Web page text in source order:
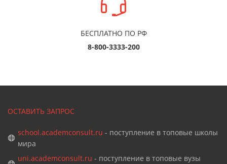
БЕСПЛАТНО ПО РФ
8-800-3333-200
ОСТАВИТЬ ЗАПРОС
school.academconsult.ru - поступление в топовые школы
мира
uni.academconsult.ru - поступление в топовые вузы